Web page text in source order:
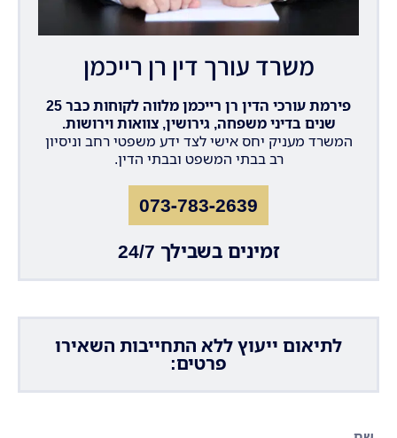
משרד עורך דין רן רייכמן
פירמת עורכי הדין רן רייכמן מלווה לקוחות כבר 25
שנים בדיני משפחה, גירושין, צוואות וירושות.
המשרד מעניק יחס אישי לצד ידע משפטי רחב וניסיון
רב בבתי המשפט ובבתי הדין.
073-783-2639
זמינים בשבילך 24/7
לתיאום ייעוץ ללא התחייבות השאירו
פרטים: